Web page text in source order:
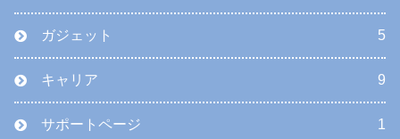
ガジェット 5
キャリア 9
サポートページ 1